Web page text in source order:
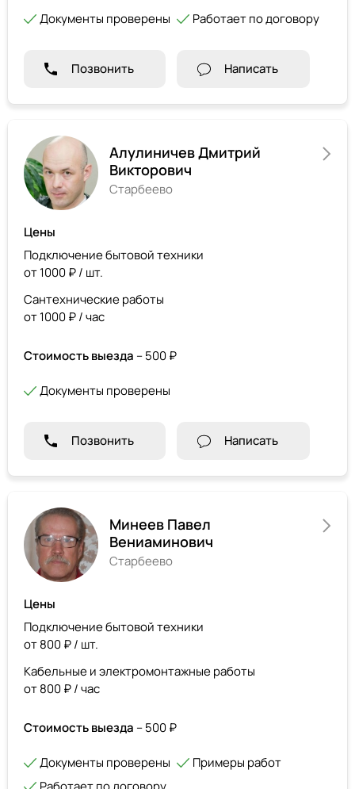
Документы проверены Работает по договору
Позвонить Написать
Алулиничев Дмитрий
Викторович
Старбеево
Цены
Подключение бытовой техники
от 1000 ₽ / шт.
Сантехнические работы
от 1000 ₽ / час
Стоимость выезда – 500 ₽
Документы проверены
Позвонить Написать
Минеев Павел
Вениаминович
Старбеево
Цены
Подключение бытовой техники
от 800 ₽ / шт.
Кабельные и электромонтажные работы
от 800 ₽ / час
Стоимость выезда – 500 ₽
Документы проверены
Примеры работ